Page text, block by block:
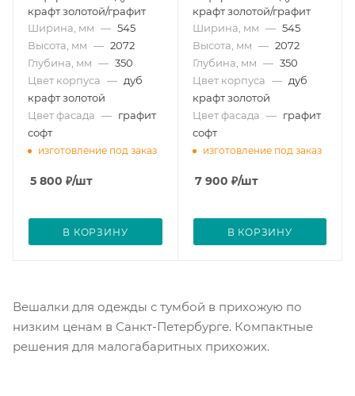
крафт золотой/графит
Ширина, мм — 545
Высота, мм — 2072
Глубина, мм — 350
Цвет корпуса — дуб
крафт золотой
Цвет фасада — графит
софт
изготовление под заказ
5 800 ₽/шт
В КОРЗИНУ
крафт золотой/графит
Ширина, мм — 545
Высота, мм — 2072
Глубина, мм — 350
Цвет корпуса — дуб
крафт золотой
Цвет фасада — графит
софт
изготовление под заказ
7 900 ₽/шт
В КОРЗИНУ
Вешалки для одежды с тумбой в прихожую по
низким ценам в Санкт-Петербурге. Компактные
решения для малогабаритных прихожих.